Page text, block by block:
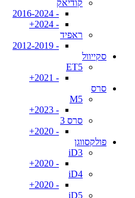
קודיאק
- 2016-2024
- 2024+
ראפיד
- 2012-2019
סקייוול
ET5
- 2021+
סרס
M5
- 2023+
סרס 3
- 2020+
פולקסווגן
iD3
- 2020+
iD4
- 2020+
iD5